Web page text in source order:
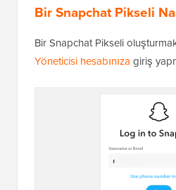
Bir Snapchat Pikseli
Bir Snapchat Pikseli
Yöneticisi hesabınıza giriş